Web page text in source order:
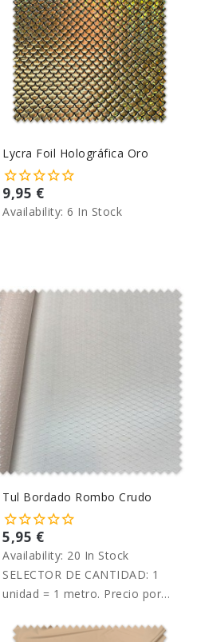
Lycra Foil Holográfica Oro
9,95 €
Availability:6 In Stock
Tul Bordado Rombo Crudo
5,95 €
Availability: 20 In Stock
SELECTOR DE CANTIDAD: 1
unidad = 1 metro. Precio por